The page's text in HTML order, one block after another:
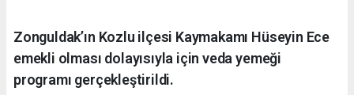
Zonguldak’ın Kozlu ilçesi Kaymakamı Hüseyin Ece
emekli olması dolayısıyla için veda yemeği
programı gerçekleştirildi.